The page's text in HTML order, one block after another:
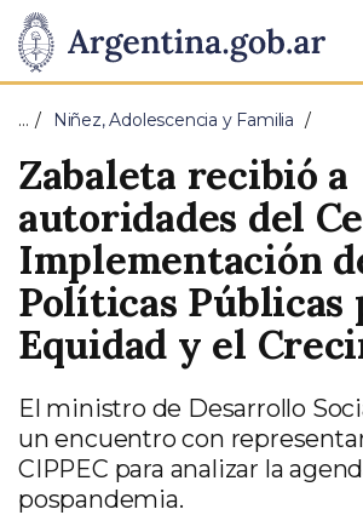
Presidencia
de
la
Nación
Pasar al contenido principal
… Niñez, Adolescencia y Familia
Zabaleta recibió a
autoridades del
Implementación
Políticas Públicas
Equidad y el
El ministro de Desarrollo
un encuentro con
CIPPEC para analizar la
pospandemia.